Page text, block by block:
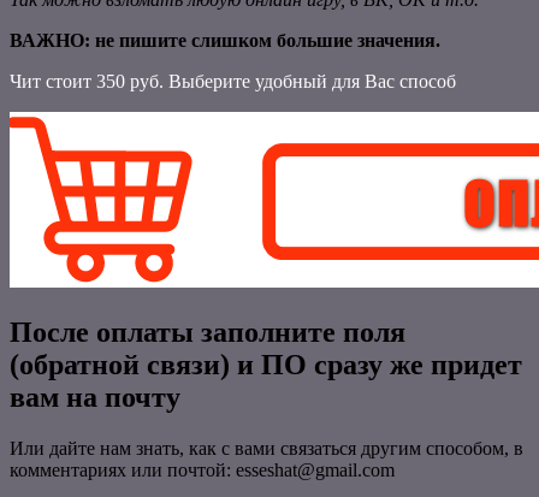
ВАЖНО: не пишите слишком большие значения.
Чит стоит 350 руб. Выберите удобный для Вас способ
После оплаты заполните поля
(обратной связи) и ПО сразу же придет
вам на почту
Или дайте нам знать, как с вами связаться другим способом, в
комментариях или почтой: esseshat@gmail.com